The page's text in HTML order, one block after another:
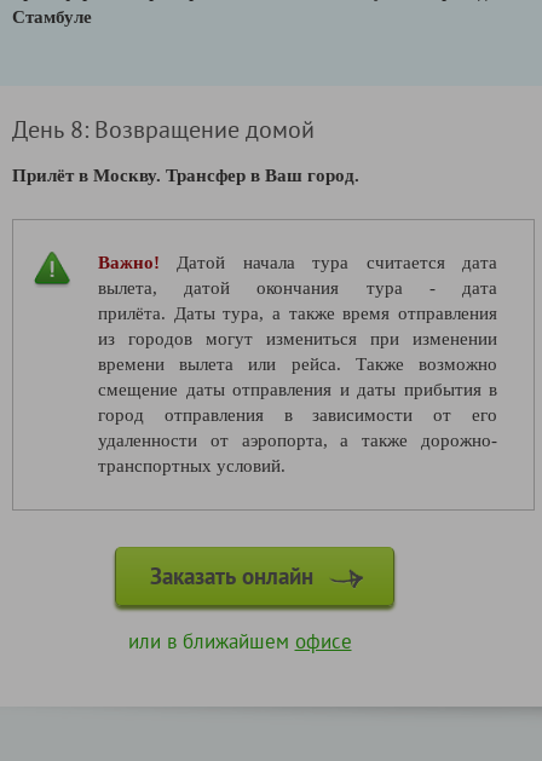
Стамбуле
День 8: Возвращение домой
Прилёт в Москву. Трансфер в Ваш город.
Важно!
Датой начала тура считается дата
вылета, датой окончания тура - дата
прилёта. Даты тура, а также время отправления
из городов могут измениться при изменении
времени вылета или рейса. Также возможно
смещение даты отправления и даты прибытия в
город отправления в зависимости от его
удаленности от аэропорта, а также дорожно-
транспортных условий.
Заказать онлайн
или в ближайшем офисе